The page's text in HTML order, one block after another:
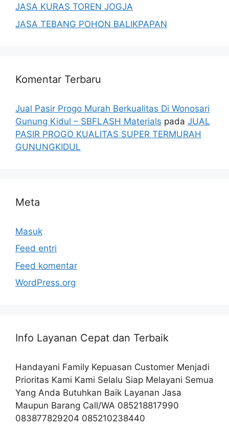
JASA KURAS TOREN JOGJA
JASA TEBANG POHON BALIKPAPAN
Komentar Terbaru
Jual Pasir Progo Murah Berkualitas Di Wonosari
Gunung Kidul – SBFLASH Materials pada JUAL
PASIR PROGO KUALITAS SUPER TERMURAH
GUNUNGKIDUL
Meta
Masuk
Feed entri
Feed komentar
WordPress.org
Info Layanan Cepat dan Terbaik
Handayani Family Kepuasan Customer Menjadi
Prioritas Kami Kami Selalu Siap Melayani Semua
Yang Anda Butuhkan Baik Layanan Jasa
Maupun Barang Call/WA 085218817990
083877829204 085210238440